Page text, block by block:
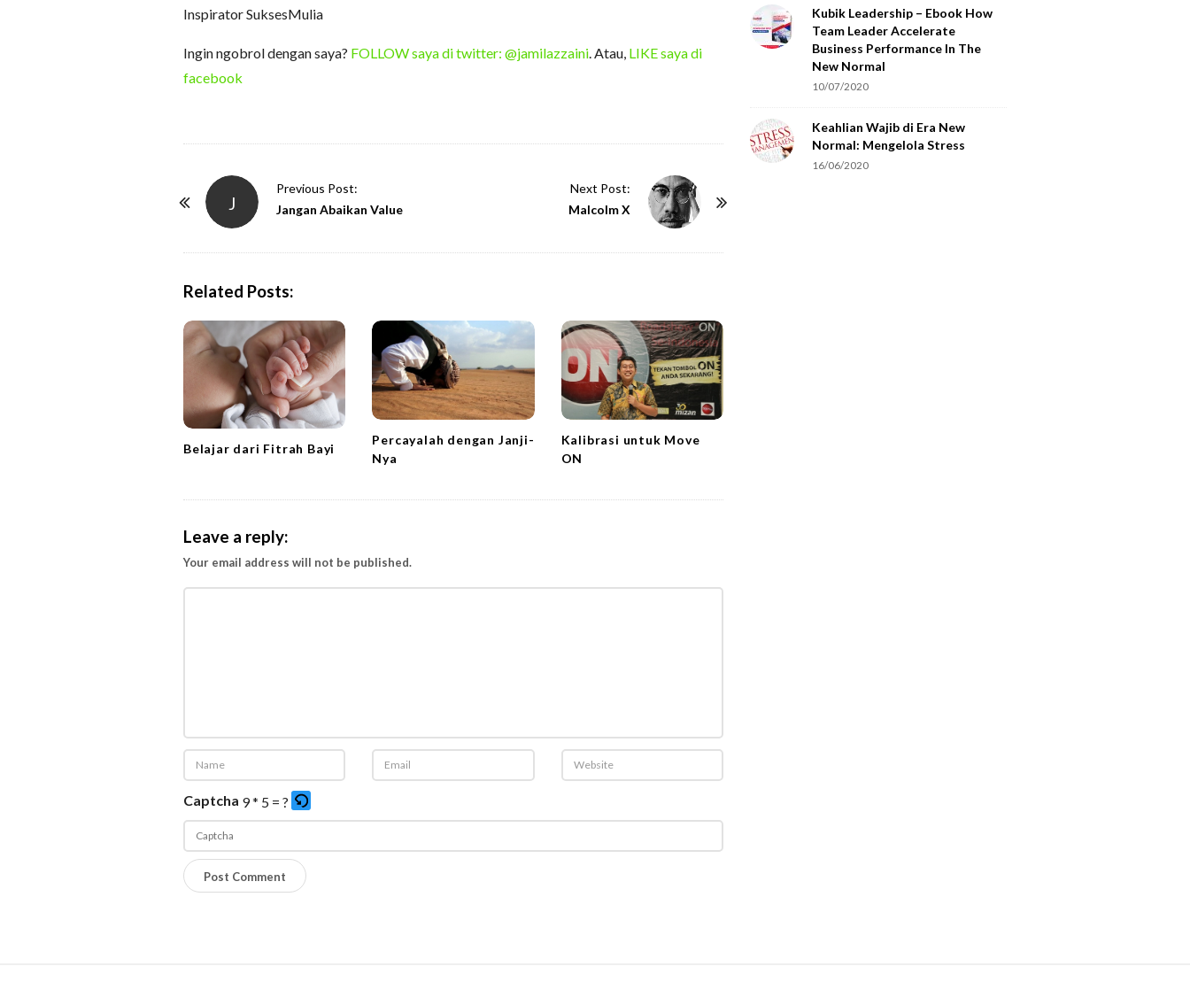
Inspirator SuksesMulia
Ingin ngobrol dengan saya? FOLLOW saya di twitter: @jamilazzaini. Atau, LIKE saya di
facebook
J
Previous Post:
Jangan Abaikan Value
Next Post:
Malcolm X
Related Posts:
Belajar dari Fitrah Bayi
Percayalah dengan Janji-
Nya
Kalibrasi untuk Move
ON
Leave a reply:
Your email address will not be published.
Captcha 9 * 5 = ?
P
Kubik Leadership – Ebook How
Team Leader Accelerate
Business Performance In The
New Normal
10/07/2020
Keahlian Wajib di Era New
Normal: Mengelola Stress
16/06/2020